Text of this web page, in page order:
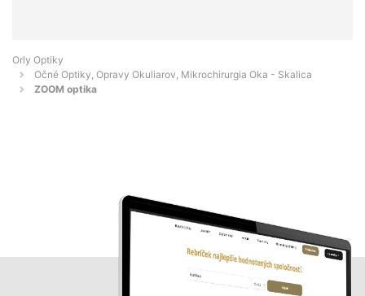
Orly Optiky
Očné Optiky, Opravy Okuliarov, Mikrochirurgia Oka - Skalica
ZOOM optika